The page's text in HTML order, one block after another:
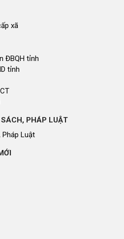
xã
ĐBQH tỉnh
tỉnh
PHÁP LUẬT
Pháp Luật